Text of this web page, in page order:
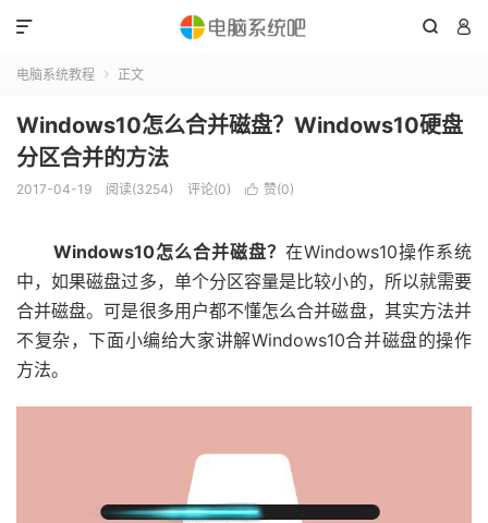
 

电脑系统教程  正文
Windows10怎么合并磁盘？Windows10硬盘
分区合并的方法
2017-04-19 阅读(3254) 评论(0)  赞(0)
Windows10怎么合并磁盘？ 在Windows10操作系统
中，如果磁盘过多，单个分区容量是比较小的，所以就需要
合并磁盘。可是很多用户都不懂怎么合并磁盘，其实方法并
不复杂，下面小编给大家讲解Windows10合并磁盘的操作
方法。